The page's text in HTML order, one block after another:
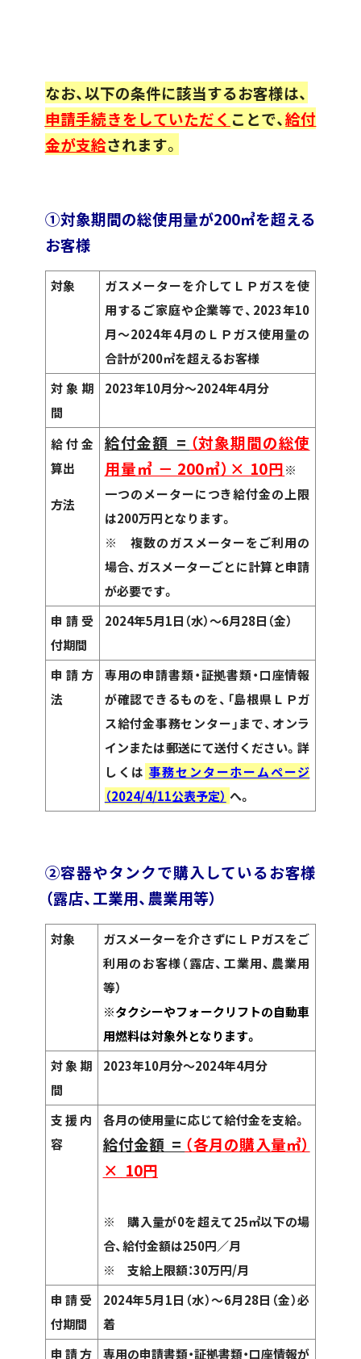
なお、以下の条件に該当するお客様は、
申請手続きをしていただく ことで、給付
金が支給されます。
①対象期間の総使用量が200㎥を超える
お客様
対象
ガスメーターを介してＬＰガスを使
用するご家庭や企業等で、2023年10
月～2024年4月のＬＰガス使用量の
合計が200㎥を超えるお客様
対象期
間
2023年10月分～2024年4月分
給付金
算出
方法
給付金額 = （対象期間の総使
用量㎥ － 200㎥）× 10円※
一つのメーターにつき給付金の上限
は200万円となります。
※ 複数のガスメーターをご利用の
場合、ガスメーターごとに計算と申請
が必要です。
申請受
付期間
2024年5月1日（水）～6月28日（金）
申請方
法
専用の申請書類・証拠書類・口座情報
が確認できるものを、「島根県ＬＰガ
ス給付金事務センター」まで、オンラ
インまたは郵送にて送付ください。詳
しくは 事務センターホームページ
（2024/4/11公表予定） へ。
②容器やタンクで購入しているお客様
（露店、工業用、農業用等）
対象
ガスメーターを介さずにＬＰガスをご
利用のお客様（露店、工業用、農業用
等）
※タクシーやフォークリフトの自動車
用燃料は対象外となります。
対象期
間
2023年10月分～2024年4月分
支援内
容
各月の使用量に応じて給付金を支給。
給付金額 = （各月の購入量㎥）
× 10円
※ 購入量が0を超えて25㎥以下の場
合、給付金額は250円／月
※ 支給上限額：30万円/月
申請受
付期間
2024年5月1日（水）～6月28日（金）必
着
申請方
専用の申請書類・証拠書類・口座情報が